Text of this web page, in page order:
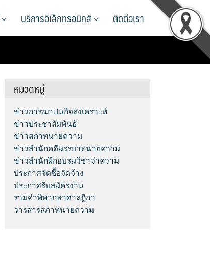
บริการอิเล็กทรอนิกส์ ติดต่อเรา
หมวดหมู่
ข่าวการฌาปนกิจสงเคราะห์
ข่าวประชาสัมพันธ์
ข่าวสภาทนายความ
ข่าวสำนักคดีมรรยาทนายความ
ข่าวสำนักฝึกอบรมวิชาว่าความ
ประกาศจัดซื้อจัดจ้าง
ประกาศรับสมัครงาน
รวมคำพิพากษาศาลฎีกา
วารสารสภาทนายความ